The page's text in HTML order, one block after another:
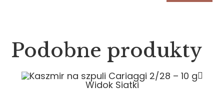
Podobne produkty
Widok Siatki